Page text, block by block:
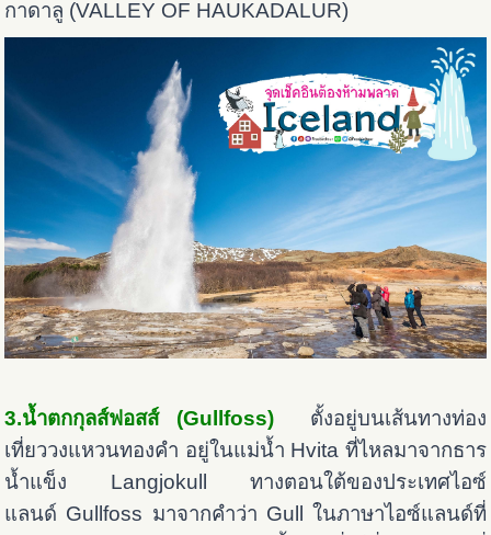
กาดาลู (VALLEY OF HAUKADALUR)
3.น้ำตกกุลส์ฟอสส์ (Gullfoss) ตั้งอยู่บนเส้นทางท่อง
เที่ยววงแหวนทองคำ อยู่ในแม่น้ำ Hvita ที่ไหลมาจากธาร
น้ำแข็ง Langjokull ทางตอนใต้ของประเทศไอซ์
แลนด์ Gullfoss มาจากคำว่า Gull ในภาษาไอซ์แลนด์ที่